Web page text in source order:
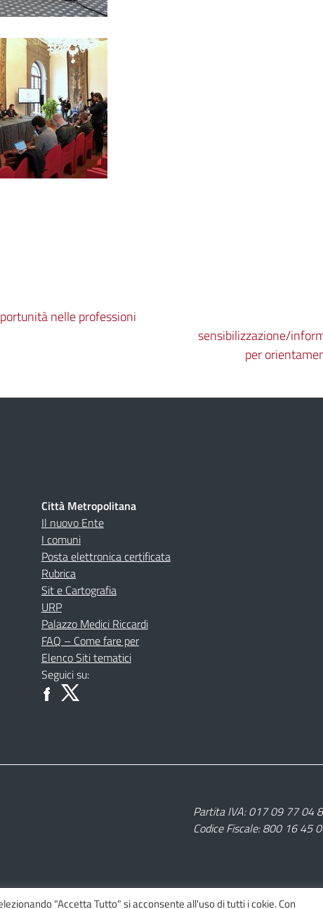
nelle professioni
sensibilizzazione/
per
Città Metropolitana
Il nuovo Ente
I comuni
Posta elettronica certificata
Rubrica
Sit e Cartografia
URP
Palazzo Medici Riccardi
FAQ – Come fare per
Elenco Siti tematici
Seguici su:
Partita IVA: 017 09 77 04
Codice Fiscale: 800 16 45
"Accetta Tutto" si acconsente all'uso di tutti i cokie. Con